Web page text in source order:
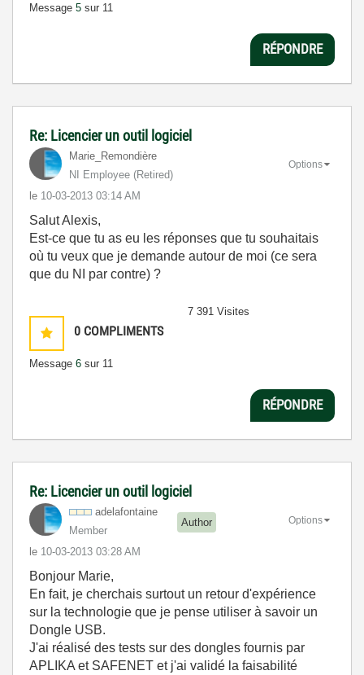
Message 5 sur 11
RÉPONDRE
Re: Licencier un outil logiciel
Marie_Remondière
NI Employee (retired)
le ‎10-03-2013 03:14 AM
Options
Salut Alexis,
Est-ce que tu as eu les réponses que tu souhaitais
où tu veux que je demande autour de moi (ce sera
que du NI par contre) ?
0 COMPLIMENTS
Message 6 sur 11
7 391 Visites
RÉPONDRE
Re: Licencier un outil logiciel
adelafontaine
Member
Author
le ‎10-03-2013 03:28 AM
Options
Bonjour Marie,
En fait, je cherchais surtout un retour d'expérience
sur la technologie que je pense utiliser à savoir un
Dongle USB.
J'ai réalisé des tests sur des dongles fournis par
APLIKA et SAFENET et j'ai validé la faisabilité